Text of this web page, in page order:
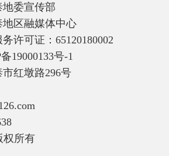
委宣传部
区融媒体中心
许可证：65120180002
19000133号-1
红墩路296号
权所有